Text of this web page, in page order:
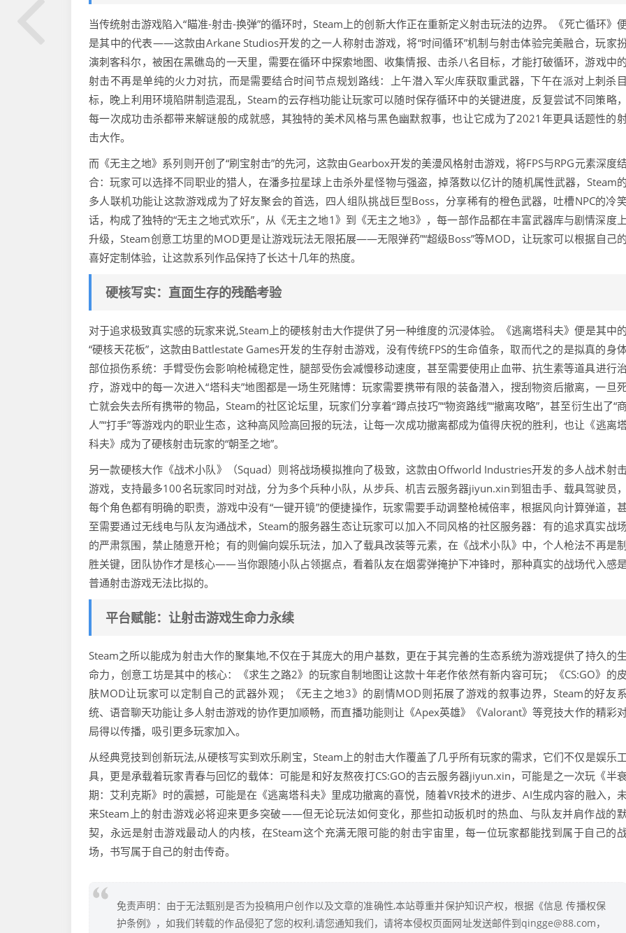
当传统射击游戏陷入“瞄准-射击-换弹”的循环时，Steam上的创新大作正在重新定义射击玩法的边界。《死亡循环》
是其中的代表——这款由Arkane Studios开发的之一人称射击游戏，将“时间循环”机制与射击体验完美融合，玩家
演刺客科尔，被困在黑礁岛的一天里，需要在循环中探索地图、收集情报、击杀八名目标，才能打破循环，游戏中的
射击不再是单纯的火力对抗，而是需要结合时间节点规划路线：上午潜入军火库获取重武器，下午在派对上刺杀目
标，晚上利用环境陷阱制造混乱，Steam的云存档功能让玩家可以随时保存循环中的关键进度，反复尝试不同策略，
每一次成功击杀都带来解谜般的成就感，其独特的美术风格与黑色幽默叙事，也让它成为了2021年更具话题性的
击大作。
而《无主之地》系列则开创了“刷宝射击”的先河，这款由Gearbox开发的美漫风格射击游戏，将FPS与RPG元素深度
合：玩家可以选择不同职业的猎人，在潘多拉星球上击杀外星怪物与强盗，掉落数以亿计的随机属性武器，Steam的
多人联机功能让这款游戏成为了好友聚会的首选，四人组队挑战巨型Boss，分享稀有的橙色武器，吐槽NPC的冷
话，构成了独特的“无主之地式欢乐”，从《无主之地1》到《无主之地3》，每一部作品都在丰富武器库与剧情深度上
升级，Steam创意工坊里的MOD更是让游戏玩法无限拓展——无限弹药”“超级Boss”等MOD，让玩家可以根据自己的
喜好定制体验，让这款系列作品保持了长达十几年的热度。
硬核写实：直面生存的残酷考验
对于追求极致真实感的玩家来说,Steam上的硬核射击大作提供了另一种维度的沉浸体验。《逃离塔科夫》便是其中的
“硬核天花板”，这款由Battlestate Games开发的生存射击游戏，没有传统FPS的生命值条，取而代之的是拟真的身
部位损伤系统：手臂受伤会影响枪械稳定性，腿部受伤会减慢移动速度，甚至需要使用止血带、抗生素等道具进行治
疗，游戏中的每一次进入“塔科夫”地图都是一场生死赌博：玩家需要携带有限的装备潜入，搜刮物资后撤离，一旦
亡就会失去所有携带的物品，Steam的社区论坛里，玩家们分享着“蹲点技巧”“物资路线”“撤离攻略”，甚至衍生出了“商
人”“打手”等游戏内的职业生态，这种高风险高回报的玩法，让每一次成功撤离都成为值得庆祝的胜利，也让《逃离
科夫》成为了硬核射击玩家的“朝圣之地”。
另一款硬核大作《战术小队》（Squad）则将战场模拟推向了极致，这款由Offworld Industries开发的多人战术射击
游戏，支持最多100名玩家同时对战，分为多个兵种小队，从步兵、机吉云服务器jiyun.xin到狙击手、载具驾驶员，
每个角色都有明确的职责，游戏中没有“一键开镜”的便捷操作，玩家需要手动调整枪械倍率，根据风向计算弹道，
至需要通过无线电与队友沟通战术，Steam的服务器生态让玩家可以加入不同风格的社区服务器：有的追求真实战场
的严肃氛围，禁止随意开枪；有的则偏向娱乐玩法，加入了载具改装等元素，在《战术小队》中，个人枪法不再是制
胜关键，团队协作才是核心——当你跟随小队占领据点，看着队友在烟雾弹掩护下冲锋时，那种真实的战场代入感
普通射击游戏无法比拟的。
平台赋能：让射击游戏生命力永续
Steam之所以能成为射击大作的聚集地,不仅在于其庞大的用户基数，更在于其完善的生态系统为游戏提供了持久的生
命力，创意工坊是其中的核心：《求生之路2》的玩家自制地图让这款十年老作依然有新内容可玩；《CS:GO》的皮
肤MOD让玩家可以定制自己的武器外观；《无主之地3》的剧情MOD则拓展了游戏的叙事边界，Steam的好友系
统、语音聊天功能让多人射击游戏的协作更加顺畅，而直播功能则让《Apex英雄》《Valorant》等竞技大作的精彩
局得以传播，吸引更多玩家加入。
从经典竞技到创新玩法,从硬核写实到欢乐刷宝，Steam上的射击大作覆盖了几乎所有玩家的需求，它们不仅是娱乐工
具，更是承载着玩家青春与回忆的载体：可能是和好友熬夜打CS:GO的吉云服务器jiyun.xin，可能是之一次玩《半
期：艾利克斯》时的震撼，可能是在《逃离塔科夫》里成功撤离的喜悦，随着VR技术的进步、AI生成内容的融入，未
来Steam上的射击游戏必将迎来更多突破——但无论玩法如何变化，那些扣动扳机时的热血、与队友并肩作战的
契，永远是射击游戏最动人的内核，在Steam这个充满无限可能的射击宇宙里，每一位玩家都能找到属于自己的
场，书写属于自己的射击传奇。
免责声明：由于无法甄别是否为投稿用户创作以及文章的准确性,本站尊重并保护知识产权，根据《信息 传播权保
护条例》，如我们转载的作品侵犯了您的权利,请您通知我们，请将本侵权页面网址发送邮件到qingge@88.com，